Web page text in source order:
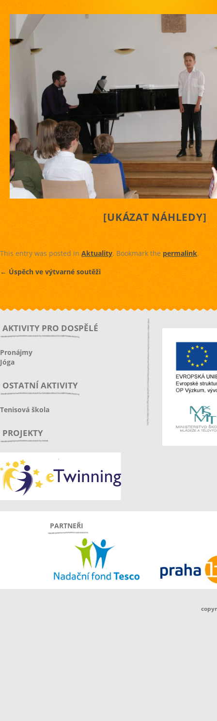
[UKÁZAT NÁHLEDY]
This entry was posted inAktuality. Bookmark the permalink.
← Úspěch ve výtvarné soutěži
AKTIVITY PRO DOSPĚLÉ
Pronájmy
Jóga
OSTATNÍ AKTIVITY
Tenisová škola
PROJEKTY
PARTNEŘI